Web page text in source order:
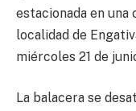
estacionada en una
localidad de
miércoles 21 de
La balacera se